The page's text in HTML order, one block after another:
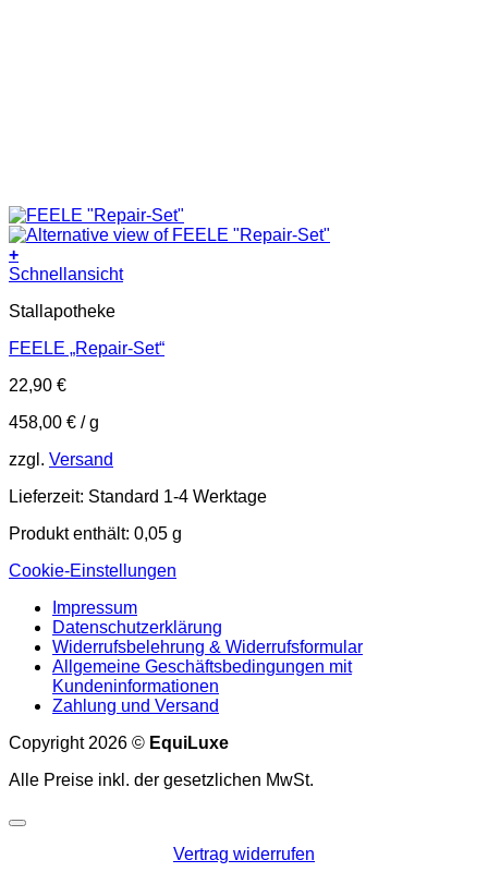
+
Schnellansicht
Stallapotheke
FEELE „Repair-Set“
22,90 €
458,00 € /g
zzgl. Versand
Lieferzeit: Standard 1-4 Werktage
Produkt enthält: 0,05 g
Cookie-Einstellungen
Impressum
Datenschutzerklärung
Widerrufsbelehrung & Widerrufsformular
Allgemeine Geschäftsbedingungen mit
Kundeninformationen
Zahlung und Versand
Copyright 2026 © EquiLuxe
Alle Preise inkl. der gesetzlichen MwSt.
Vertrag widerrufen